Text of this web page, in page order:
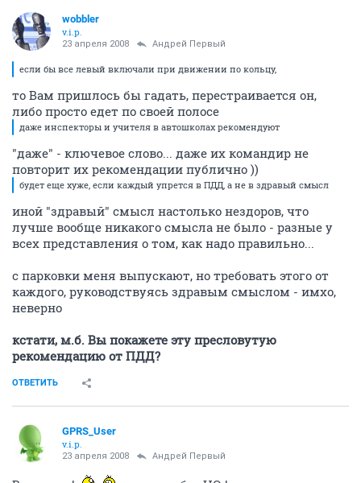
wobbler
v.i.p.
23 апреля 2008 Андрей Первый
если бы все левый включали при движении по кольцу,
то Вам пришлось бы гадать, перестраивается он,
либо просто едет по своей полосе
даже инспекторы и учителя в автошколах рекомендуют
"даже" - ключевое слово... даже их командир не
повторит их рекомендации публично ))
будет еще хуже, если каждый упрется в ПДД, а не в здравый смысл
иной "здравый" смысл настолько нездоров, что
лучше вообще никакого смысла не было - разные у
всех представления о том, как надо правильно...
с парковки меня выпускают, но требовать этого от
каждого, руководствуясь здравым смыслом - имхо,
неверно
кстати, м.б. Вы покажете эту пресловутую
рекомендацию от ПДД?
ОТВЕТИТЬ
GPRS_User
v.i.p.
23 апреля 2008 Андрей Первый